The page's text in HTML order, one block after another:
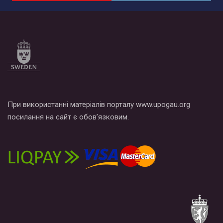
При використанні матеріалів порталу www.upogau.org
посилання на сайт є обов’язковим.